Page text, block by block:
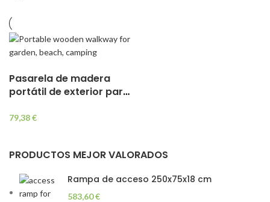
PRODUCTOS MEJOR VALORADOS
Rampa de acceso 250x75x18 cm
583,60€
Pasarela de madera
portátil de exterior para
específicas, 75×200 cm
79,38€